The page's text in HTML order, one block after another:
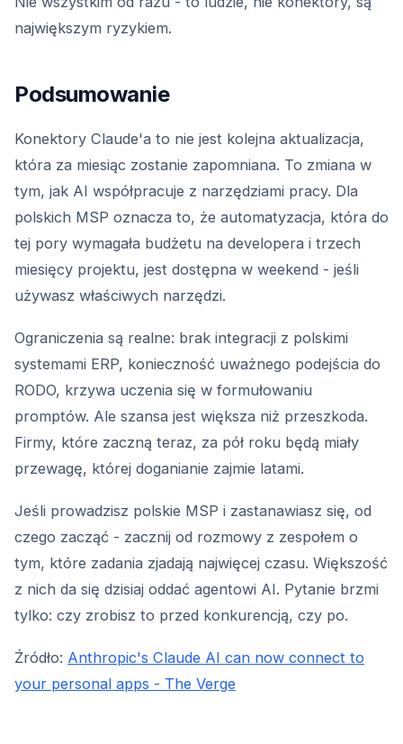
największym ryzykiem.
Podsumowanie
Konektory Claude'a to nie jest kolejna aktualizacja,
która za miesiąc zostanie zapomniana. To zmiana w
tym, jak AI współpracuje z narzędziami pracy. Dla
polskich MSP oznacza to, że automatyzacja, która do
tej pory wymagała budżetu na developera i trzech
miesięcy projektu, jest dostępna w weekend - jeśli
używasz właściwych narzędzi.
Ograniczenia są realne: brak integracji z polskimi
systemami ERP, konieczność uważnego podejścia do
RODO, krzywa uczenia się w formułowaniu
promptów. Ale szansa jest większa niż przeszkoda.
Firmy, które zaczną teraz, za pół roku będą miały
przewagę, której doganianie zajmie latami.
Jeśli prowadzisz polskie MSP i zastanawiasz się, od
czego zacząć - zacznij od rozmowy z zespołem o
tym, które zadania zjadają najwięcej czasu. Większość
z nich da się dzisiaj oddać agentowi AI. Pytanie brzmi
tylko: czy zrobisz to przed konkurencją, czy po.
Źródło: Anthropic's Claude AI can now connect to
your personal apps - The Verge